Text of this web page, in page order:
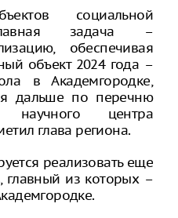
социальной
задача –
обеспечивая
объект 2024 года –
в Академгородке,
дальше по перечню
центра
глава региона.
реализовать еще
главный из которых –